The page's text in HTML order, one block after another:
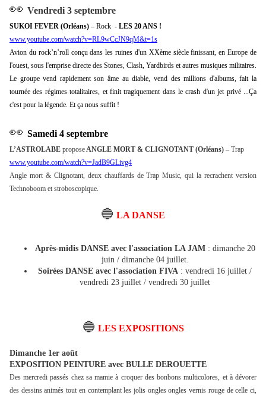
👀 Vendredi 3 septembre
SUKOI FEVER (Orléans) – Rock - LES 20 ANS !
www.youtube.com/watch?v=RL9wCcJN9qM&t=1s
Avion du rock’n’roll conçu dans les ruines d'un XXème siècle finissant, en Europe de
l'ouest, sous l'emprise directe des Stones, Clash, Yardbirds et autres musiques militaires.
Le groupe vend rapidement son âme au diable, vend des millions d'albums, fait la
tournée des régimes totalitaires, et finit tragiquement dans le crash d'un jet privé ...Ça
c'est pour la légende. Et ça nous suffit !
👀 Samedi 4 septembre
L’ASTROLABE proposeANGLE MORT & CLIGNOTANT (Orléans) – Trap
www.youtube.com/watch?v=JadB9GLivg4
Angle mort & Clignotant, deux chauffards de Trap Music, qui la recrachent version
Technoboom et stroboscopique.
🔵 LA DANSE
Après-midis DANSEavec l'association LA JAM: dimanche 20
juin / dimanche 04 juillet.
Soirées DANSE avec l'association FIVA : vendredi 16 juillet /
vendredi 23 juillet / vendredi 30 juillet
🔵 LES EXPOSITIONS
Dimanche 1er août
EXPOSITION PEINTURE avec BULLE DEROUETTE
Des mercredi passés chez sa mamie à croquer des bonbons multicolores, et à dévorer
des dessins animés tout en contemplant les jolis ongles ongles vernis rouge de celle ci,